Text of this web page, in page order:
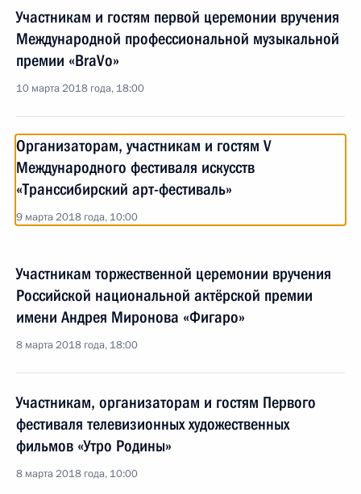
Участникам и гостям первой церемонии вручения
Международной профессиональной музыкальной
премии «BraVo»
10 марта 2018 года, 18:00
Организаторам, участникам и гостям V
Международного фестиваля искусств
«Транссибирский арт-фестиваль»
9 марта 2018 года, 10:00
Участникам торжественной церемонии вручения
Российской национальной актёрской премии
имени Андрея Миронова «Фигаро»
8 марта 2018 года, 18:00
Участникам, организаторам и гостям Первого
фестиваля телевизионных художественных
фильмов «Утро Родины»
8 марта 2018 года, 10:00